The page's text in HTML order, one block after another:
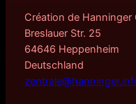
Création de Hanninger
Breslauer Str. 25
64646 Heppenheim
Deutschland